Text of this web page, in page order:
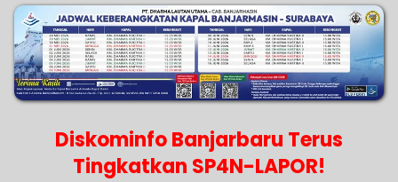
Diskominfo Banjarbaru Terus
Tingkatkan SP4N-LAPOR!